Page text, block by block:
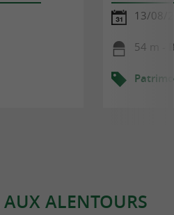
13/08/
54 m -
AUX ALENTOURS